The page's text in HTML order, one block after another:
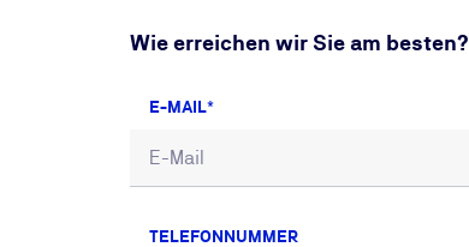
Wie erreichen wir Sie am besten?
E-MAIL
TELEFONNUMMER